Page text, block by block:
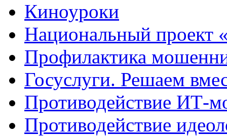
Киноуроки
Национальный проект
Профилактика
Госуслуги. Решаем
Противодействие ИТ-
Противодействие